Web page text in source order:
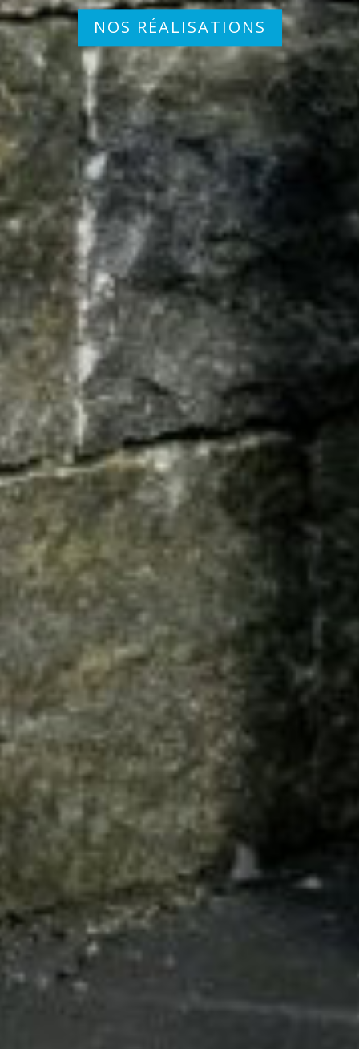
NOS RÉALISATIONS